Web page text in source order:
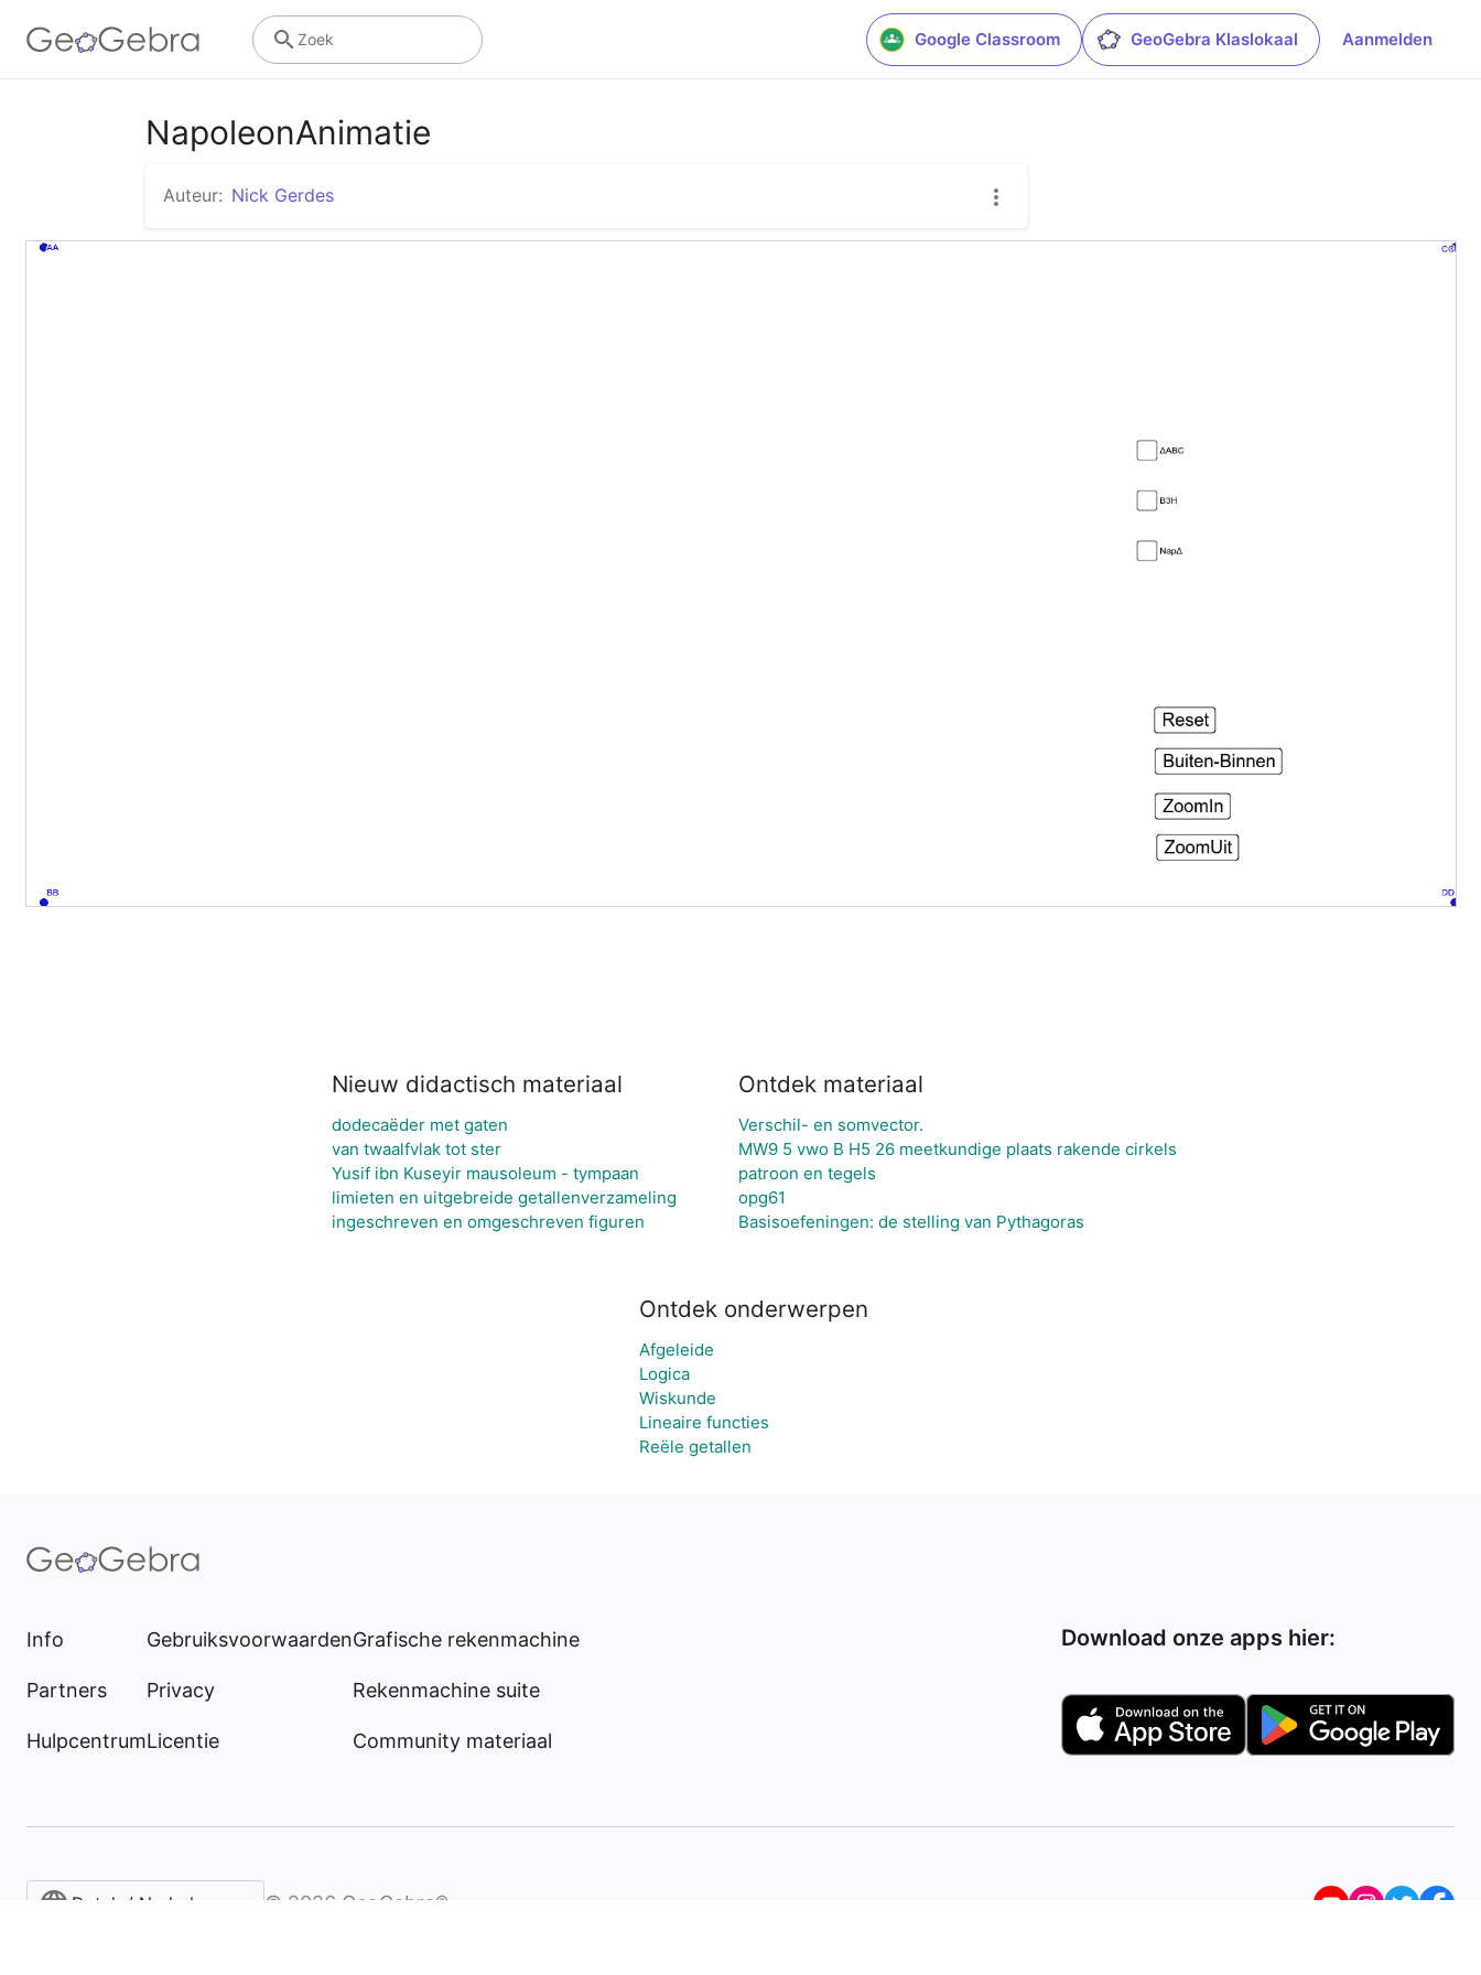
Google Classroom GeoGebra Klaslokaal Aanmelden
Zoek
NapoleonAnimatie
Auteur: Nick Gerdes
Nieuw didactisch materiaal
dodecaëder met gaten
van twaalfvlak tot ster
Yusif ibn Kuseyir mausoleum - tympaan
limieten en uitgebreide getallenverzameling
ingeschreven en omgeschreven figuren
Ontdek materiaal
Verschil- en somvector.
MW9 5 vwo B H5 26 meetkundige plaats rakende cirkels
patroon en tegels
opg61
Basisoefeningen: de stelling van Pythagoras
Ontdek onderwerpen
Afgeleide
Logica
Wiskunde
Lineaire functies
Reële getallen
Info
Partners
Hulpcentrum
Gebruiksvoorwaarden
Privacy
Licentie
Grafische rekenmachine
Rekenmachine suite
Community materiaal
Download onze apps hier:
Dutch / Nederlands‎ (België)‎
© 2026 GeoGebra®